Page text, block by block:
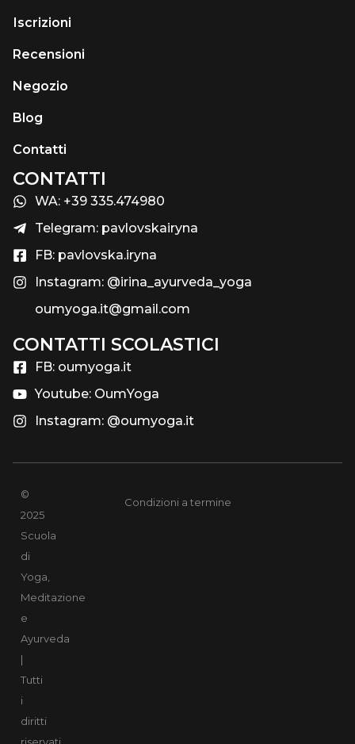
Іscrizioni
Recensioni
Negozio
Blog
Contatti
CONTATTI
WA: +39 335.474980
Telegram: pavlovskairyna
FB: pavlovska.iryna
Instagram: @irina_ayurveda_yoga
oumyoga.it@gmail.com
CONTATTI SCOLASTICI​
FB: oumyoga.it
Youtube: OumYoga
Instagram: @oumyoga.it
©
2025
Scuola
di
Yoga,
Meditazione
e
Ayurveda
|
Tutti
i
diritti
Condizioni a termine